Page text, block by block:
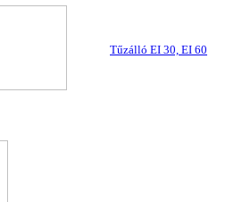
Tűzálló EI 30, EI 60